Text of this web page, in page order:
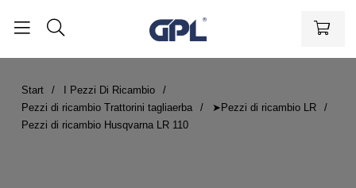
Start
I Pezzi Di Ricambio
Pezzi di ricambio Trattorini tagliaerba
➤Pezzi di ricambio LR
Pezzi di ricambio Husqvarna LR 110